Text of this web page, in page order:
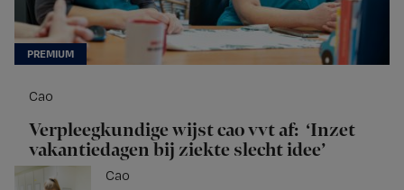
Cao
Verpleegkundige wijst cao vvt af: ‘Inzet
vakantiedagen bij ziekte slecht idee’
Cao